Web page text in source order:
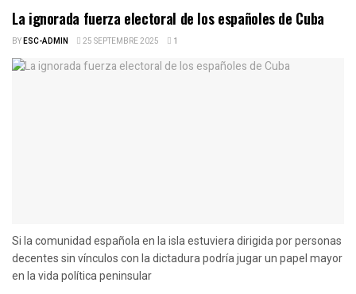
La ignorada fuerza electoral de los españoles de Cuba
BYESC-ADMIN 25 SEPTEMBRE 2025 1
Si la comunidad española en la isla estuviera dirigida por personas
decentes sin vínculos con la dictadura podría jugar un papel mayor
en la vida política peninsular